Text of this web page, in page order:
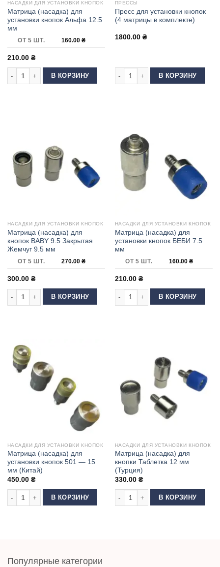
НАСАДКИ ДЛЯ УСТАНОВКИ КНОПОК
Матрица (насадка) для
установки кнопок Альфа 12.5
мм
ОТ 5 ШТ. 160.00 ₴
210.00 ₴
Количество товара Матрица (насадка) для установки кнопок Альфа
В КОРЗИНУ
ПРЕССЫ
Пресс для установки кнопок
(4 матрицы в комплекте)
1800.00 ₴
Количество товара Пресс для
В КОРЗИНУ
НАСАДКИ ДЛЯ УСТАНОВКИ КНОПОК
Матрица (насадка) для
кнопок BABY 9.5 Закрытая
Жемчуг 9.5 мм
ОТ 5 ШТ. 270.00 ₴
300.00 ₴
Количество товара Матрица (насадка) для кнопок BABY 9.5 Закрытая
В КОРЗИНУ
НАСАДКИ ДЛЯ УСТАНОВКИ КНОПОК
Матрица (насадка) для
установки кнопок БЕБИ 7.5
мм
ОТ 5 ШТ. 160.00 ₴
210.00 ₴
Количество товара Матрица
В КОРЗИНУ
НАСАДКИ ДЛЯ УСТАНОВКИ КНОПОК
Матрица (насадка) для
установки кнопок 501 — 15
мм (Китай)
450.00 ₴
Количество товара Матрица (насадка) для установки кнопок 501 - 15 мм
В КОРЗИНУ
НАСАДКИ ДЛЯ УСТАНОВКИ КНОПОК
Матрица (насадка) для
кнопки Таблетка 12 мм
(Турция)
330.00 ₴
Количество товара Матрица
В КОРЗИНУ
Популярные категории